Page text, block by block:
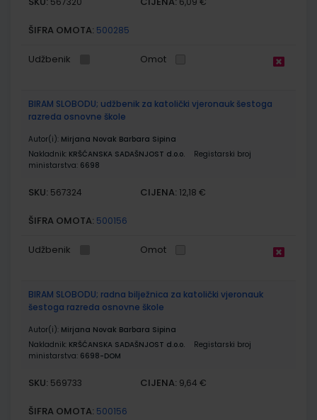
ŠIFRA OMOTA: 500285
Udžbenik Omot
BIRAM SLOBODU; udžbenik za katolički vjeronauk šestoga
razreda osnovne škole
Autor(i): Mirjana Novak Barbara Sipina
Nakladnik: KRŠĆANSKA SADAŠNJOST d.o.o.
Registarski broj
ministarstva: 6698
SKU: 567324 CIJENA: 12,18 €
ŠIFRA OMOTA: 500156
Udžbenik Omot
BIRAM SLOBODU; radna bilježnica za katolički vjeronauk
šestoga razreda osnovne škole
Autor(i): Mirjana Novak Barbara Sipina
Nakladnik: KRŠĆANSKA SADAŠNJOST d.o.o.
Registarski broj
ministarstva: 6698-DOM
SKU: 569733 CIJENA: 9,64 €
ŠIFRA OMOTA: 500156